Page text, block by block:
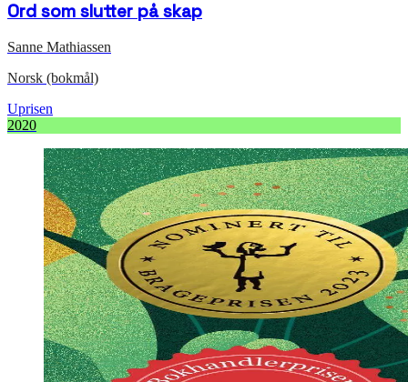
Ord som slutter på skap
Sanne Mathiassen
Norsk (bokmål)
Uprisen
2020